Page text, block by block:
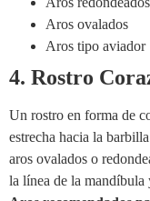
Aros ovalados
Aros tipo aviador
4. Rostro
Un rostro en forma de
estrecha hacia la
aros ovalados o
la línea de la mandíbula